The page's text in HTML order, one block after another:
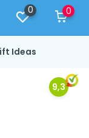
0 0
Ideas
9,3